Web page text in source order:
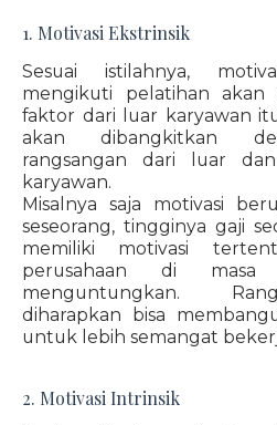
1. Motivasi Ekstrinsik
Sesuai istilahnya,
mengikuti pelatihan akan
faktor dari luar karyawan
akan dibangkitkan
rangsangan dari luar
karyawan.
Misalnya saja motivasi
seseorang, tingginya gaji
memiliki motivasi
perusahaan di masa
menguntungkan.
diharapkan bisa
untuk lebih semangat
2. Motivasi Intrinsik